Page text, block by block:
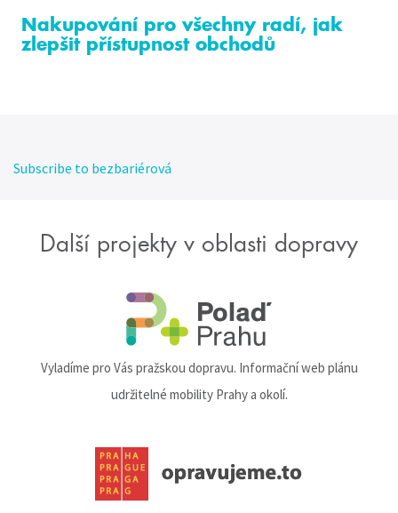
Nakupování pro všechny radí, jak
zlepšit přístupnost obchodů
Subscribe to bezbariérová
Další projekty v oblasti dopravy
Vyladíme pro Vás pražskou dopravu. Informační web plánu
udržitelné mobility Prahy a okolí.